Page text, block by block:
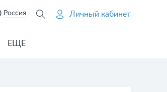
Россия Личный кабинет
ЕЩЕ